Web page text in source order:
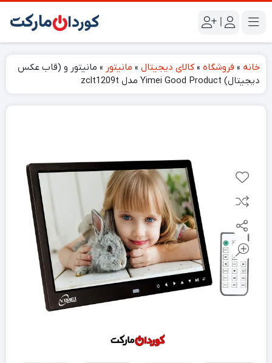
|
خانه » فروشگاه » کالای دیجیتال » مانیتور » مانیتور و (قاب عکس
دیجیتال) Yimei Good Product مدل zclt1209t